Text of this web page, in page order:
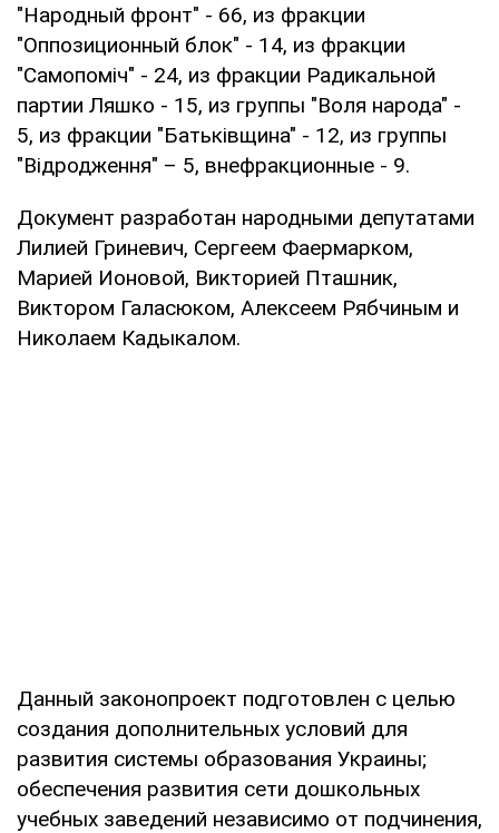
"Народный фронт" - 66, из фракции
"Оппозиционный блок" - 14, из фракции
"Самопоміч" - 24, из фракции Радикальной
партии Ляшко - 15, из группы "Воля народа" -
5, из фракции "Батьківщина" - 12, из группы
"Відродження" – 5, внефракционные - 9.
Документ разработан народными депутатами
Лилией Гриневич, Сергеем Фаермарком,
Марией Ионовой, Викторией Пташник,
Виктором Галасюком, Алексеем Рябчиным и
Николаем Кадыкалом.
Данный законопроект подготовлен с целью
создания дополнительных условий для
развития системы образования Украины;
обеспечения развития сети дошкольных
учебных заведений независимо от подчинения,